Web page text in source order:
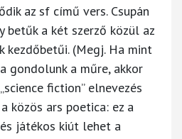
az sf című vers. Csupán
betűk a két szerző közül az
kezdőbetűi. (Megj. Ha mint
gondolunk a műre, akkor
fiction” elnevezés
közös ars poetica: ez a
játékos kiút lehet a